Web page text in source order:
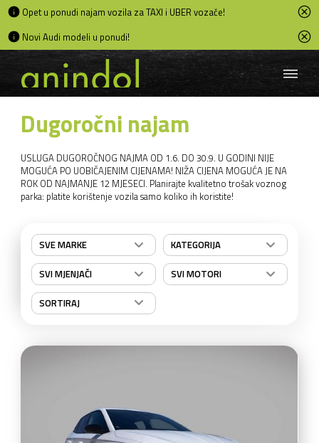
Opet u ponudi najam vozila za TAXI i UBER vozače!
Novi Audi modeli u ponudi!
Dugoročni najam
USLUGA DUGOROČNOG NAJMA OD 1.6. DO 30.9. U GODINI NIJE
MOGUĆA PO UOBIČAJENIM CIJENAMA! NIŽA CIJENA MOGUĆA JE NA
ROK OD NAJMANJE 12 MJESECI. Planirajte kvalitetno trošak voznog
parka: platite korištenje vozila samo koliko ih koristite!
SVE MARKE KATEGORIJA
SVI MJENJAČI SVI MOTORI
SORTIRAJ